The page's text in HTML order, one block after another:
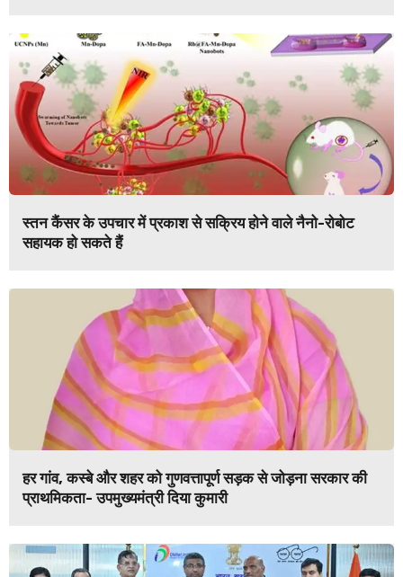
स्तन कैंसर के उपचार में प्रकाश से सक्रिय होने वाले नैनो-रोबोट
सहायक हो सकते हैं
हर गांव, कस्बे और शहर को गुणवत्तापूर्ण सड़क से जोड़ना सरकार की
प्राथमिकता- उपमुख्यमंत्री दिया कुमारी